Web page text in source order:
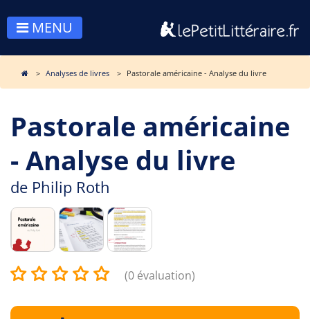
MENU
Analyses de livres Pastorale américaine - Analyse du livre
Pastorale américaine
- Analyse du livre
de Philip Roth
(0 évaluation)